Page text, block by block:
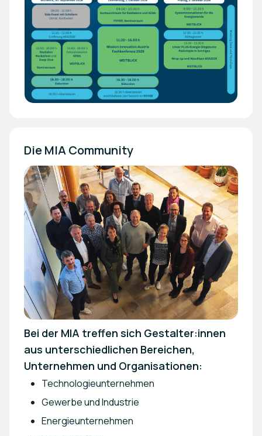
Die MIA Community
Bei der MIA treffen sich Gestalter:innen
aus unterschiedlichen Bereichen,
Unternehmen und Organisationen:
Technologieunternehmen
Gewerbe und Industrie
Energieunternehmen